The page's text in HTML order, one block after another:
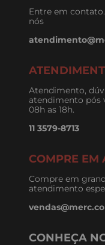
Entre em
nós
Atendimento,
atendimento pós
08h as 18h.
11 3579-8713
COMPRE EM
Compre em
atendimento
CONHEÇA